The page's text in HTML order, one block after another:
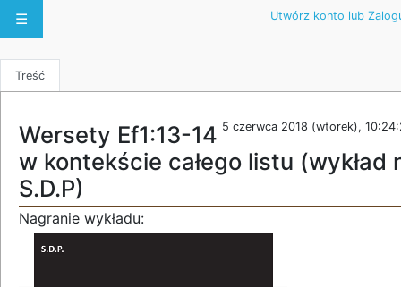
☰ Utwórz konto lub
Treść
5 czerwca 2018 (wtorek),
Wersety Ef1:13-14
w kontekście całego listu (wykład
S.D.P)
Nagranie wykładu: